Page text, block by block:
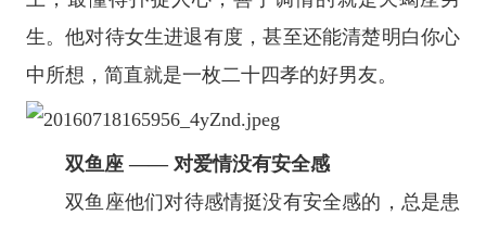
生。他对待女生进退有度，甚至还能清楚明白你心
中所想，简直就是一枚二十四孝的好男友。
双鱼座—— 对爱情没有安全感
双鱼座他们对待感情挺没有安全感的，总是患